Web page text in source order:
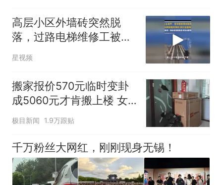
高层小区外墙砖突然脱
落，过路电梯维修工被砸
不幸离世，业主发声
星视频
搬家报价570元临时变卦
成5060元才肯搬上楼 女
子傻眼
极目新闻 1.9万跟贴
千万粉丝大网红，刚刚现身无锡！